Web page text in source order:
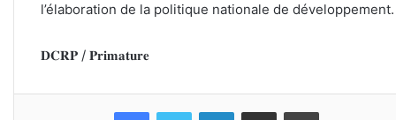
l’élaboration de la politique nationale de développement.
‎𝐃𝐂𝐑𝐏 / 𝐏𝐫𝐢𝐦𝐚𝐭𝐮𝐫𝐞
FacebookTwitter LinkedinPartager par email Imprimer